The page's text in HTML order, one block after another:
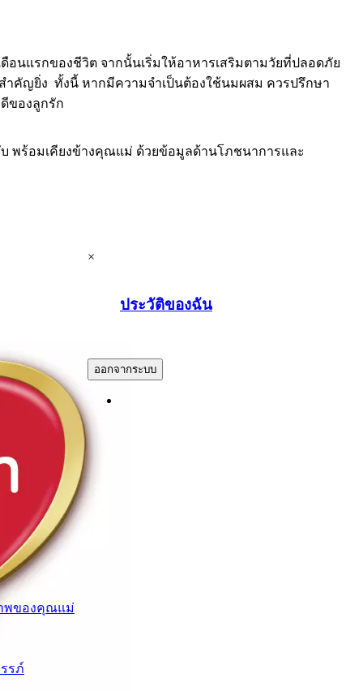
อนแรกของชีวิต จากนั้นเริ่มให้อาหารเสริมตามวัยที่ปลอดภัย
คัญยิ่ง ทั้งนี้ หากมีความจำเป็นต้องใช้นมผสม ควรปรึกษา
ของลูกรัก
พร้อมเคียงข้างคุณแม่ ด้วยข้อมูลด้านโภชนาการและ
พของคุณแม่
รภ์
×
ประวัติของฉัน
ออกจากระบบ